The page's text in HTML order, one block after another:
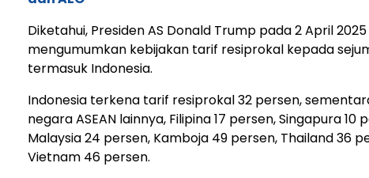
Diketahui, Presiden AS Donald Trump pada 2 April 2025
mengumumkan kebijakan tarif resiprokal kepada
termasuk Indonesia.
Indonesia terkena tarif resiprokal 32 persen,
negara ASEAN lainnya, Filipina 17 persen, Singapura 10
Malaysia 24 persen, Kamboja 49 persen, Thailand 36
Vietnam 46 persen.